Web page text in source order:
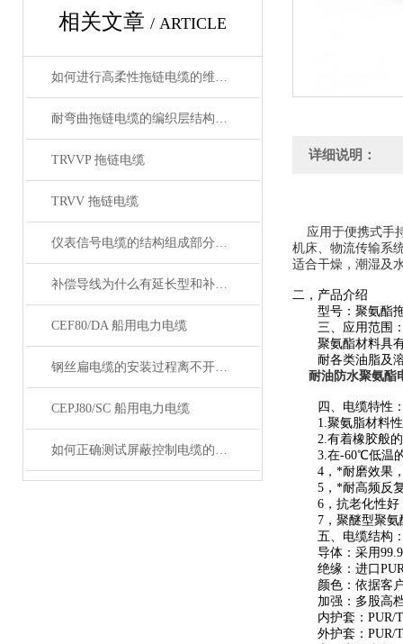
相关文章 / ARTICLE
如何进行高柔性拖链电缆的维护保养？
耐弯曲拖链电缆的编织层结构有哪几种
TRVVP 拖链电缆
TRVV 拖链电缆
仪表信号电缆的结构组成部分有哪些？
补偿导线为什么有延长型和补偿型两种？
CEF80/DA 船用电力电缆
钢丝扁电缆的安装过程离不开这两点注意事项
CEPJ80/SC 船用电力电缆
如何正确测试屏蔽控制电缆的性能和质量？
详细说明：
应用于便携式手
机床、物流传输系
适合干燥，潮湿及
二，产品介绍
型号：聚氨酯拖
三、应用范围
聚氨酯材料具有
耐各类油脂及溶
耐油防水聚氨酯
四、电缆特性
1.聚氨脂材料性
2.有着橡胶般的
3.在-60℃低温的
4，*耐磨效果，
5，*耐高频反复
6，抗老化性好，
7，聚醚型聚氨酯
五、电缆结构
导体：采用
绝缘：进口PUR
颜色：依据客
加强：多股高档
内护套：PUR/
外护套：PUR/